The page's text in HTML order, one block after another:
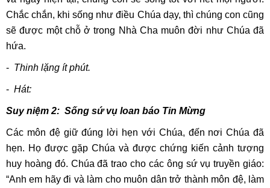
Chắc chắn, khi sống như điều Chúa dạy, thì chúng con cũng
sẽ được một chỗ ở trong Nhà Cha muôn đời như Chúa đã
hứa.
- Thinh lặng ít phút.
- Hát:
Suy niệm 2: Sống sứ vụ loan báo Tin Mừng
Các môn đệ giữ đúng lời hẹn với Chúa, đến nơi Chúa đã
hẹn. Họ được gặp Chúa và được chứng kiến cảnh tượng
huy hoàng đó. Chúa đã trao cho các ông sứ vụ truyền giáo:
“Anh em hãy đi và làm cho muôn dân trở thành môn đệ, làm